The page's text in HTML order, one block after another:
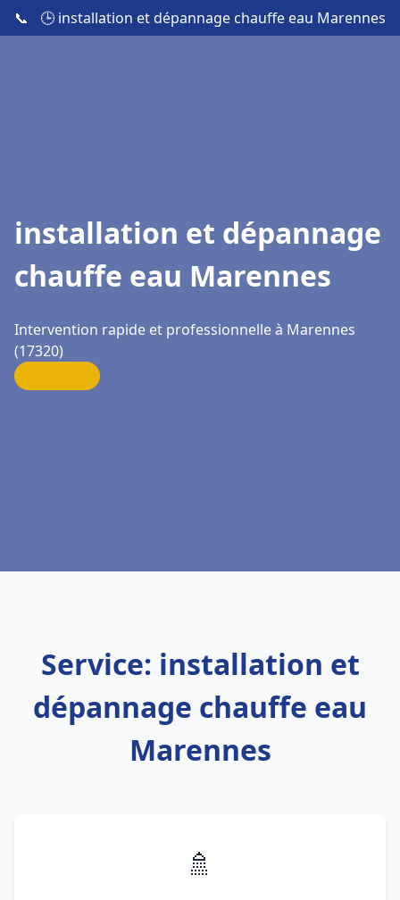
📞 🕒 installation et dépannage chauffe eau Marennes
installation et dépannage
chauffe eau Marennes
Intervention rapide et professionnelle à Marennes
(17320)
Service: installation et
dépannage chauffe eau
Marennes
🚿